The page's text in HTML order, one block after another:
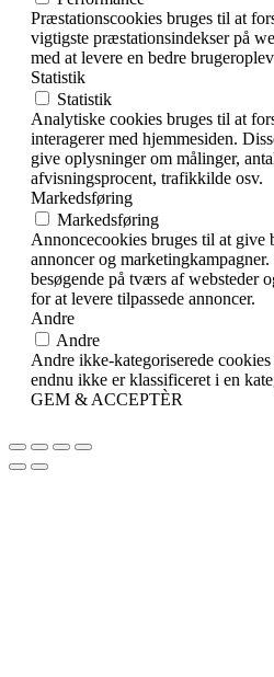
Præstationscookies bruges til at
vigtigste præstationsindekser på
med at levere en bedre
Statistik
Statistik
Analytiske cookies bruges til at
interagerer med hjemmesiden.
give oplysninger om målinger,
afvisningsprocent, trafikkilde osv.
Markedsføring
Markedsføring
Annoncecookies bruges til at give
annoncer og
besøgende på tværs af websteder
for at levere tilpassede annoncer.
Andre
Andre
Andre ikke-kategoriserede
endnu ikke er klassificeret i en
GEM & ACCEPTÈR